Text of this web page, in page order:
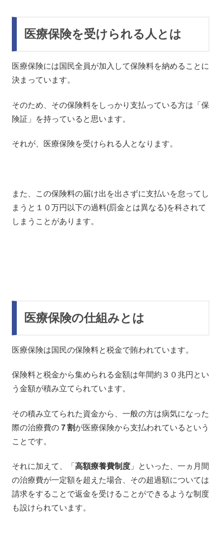
医療保険を受けられる人とは
医療保険には国民全員が加入して保険料を納めることに
決まっています。
そのため、その保険料をしっかり支払っている方は「保
険証」を持っていると思います。
それが、医療保険を受けられる人となります。
また、この保険料の届け出を出さずに支払いを怠ってし
まうと１０万円以下の過料(罰金とは異なる)を科されて
しまうことがあります。
医療保険の仕組みとは
医療保険は国民の保険料と税金で賄われています。
保険料と税金から集められる金額は年間約３０兆円とい
う金額が積み立てられています。
その積み立てられた資金から、一般の方は病気になった
際の治療費の ７割が医療保険から支払われているという
ことです。
それに加えて、「 高額療養費制度 」といった、一ヵ月間
の治療費が一定額を超えた場合、その超過額については
請求をすることで返金を受けることができるような制度
も設けられています。